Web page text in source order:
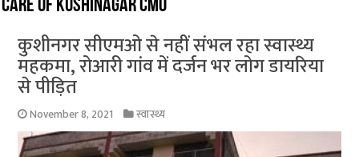
care of Kushinagar CMO
कुशीनगर सीएमओ से नहीं संभल रहा स्वास्थ्य
महकमा, रोआरी गांव में दर्जन भर लोग डायरिया
से पीड़ित
November 8, 2021 स्वास्थ्य